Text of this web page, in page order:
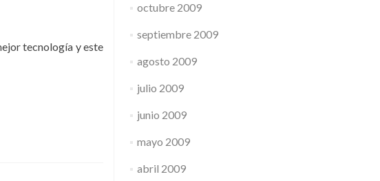
tecnología y este
octubre 2009
septiembre 2009
agosto 2009
julio 2009
junio 2009
mayo 2009
abril 2009